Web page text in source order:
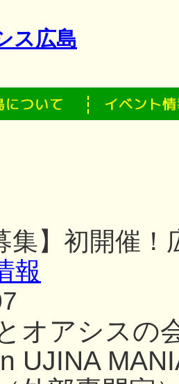
集】初開催
報
オアシスの
UJINA